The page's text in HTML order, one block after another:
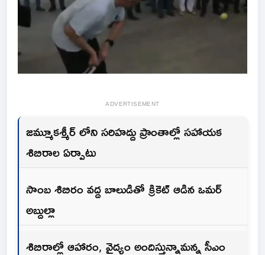
ADVERTISEMENT
జమ్మూకశ్మీర్ లోని సరిహద్దు ప్రాంతాల్లో సహాయక
శిబిరాల ఏర్పాటు
సాంబ శిబిరం వద్ద బాలుడితో క్రికెట్ ఆడిన ఒమర్
అబ్దుల్లా
శిబిరాల్లో ఆహారం, వైద్యం అందిస్తున్నామన్న సీఎం